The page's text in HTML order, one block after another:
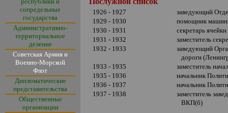
сопредельные
государства
Административно-
территориальное
деление
Советская Армия и
Военно-Морской
Флот
Дипломатические
представительства
Общественные
организации
1926 - 1927
заведующий
1929 - 1930
помощник
1930 - 1931
секретарь
1931 - 1932
заместитель
1932 - 1933
заведующий
дороги
1933 - 1935
заместитель
1935 - 1936
начальник
1936 - 1937
начальник
1937 - 1938
заместитель
ВКП(б)